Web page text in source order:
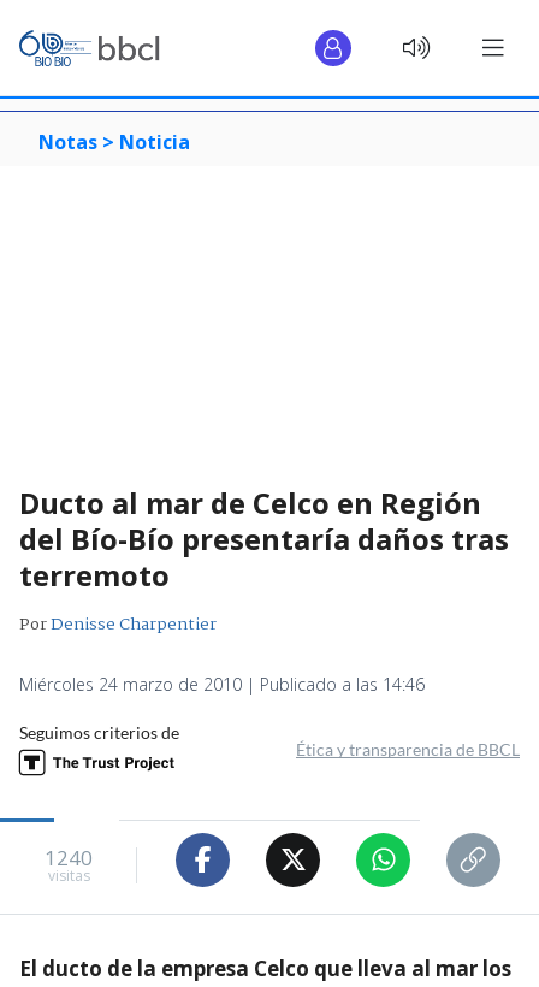
Notas > Noticia
Ducto al mar de Celco en Región
del Bío-Bío presentaría daños tras
terremoto
PorDenisse Charpentier
Miércoles 24 marzo de 2010 | Publicado a las 14:46
Seguimos criterios de
Ética y transparencia de BBCL
1240
visitas
El ducto de la empresa Celco que lleva al mar los